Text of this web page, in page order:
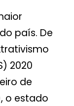
país. De
2020
de
o estado